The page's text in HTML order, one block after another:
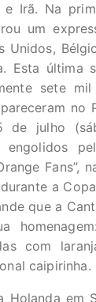
e Irã. Na
um
Unidos,
Esta última
sete
no
julho
engolidos
Fans”,
a
que a
com
caipirinha.
Holanda em